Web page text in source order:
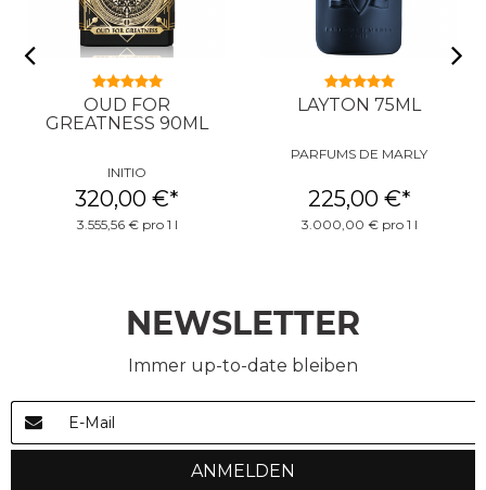
OUD FOR
GREATNESS 90ML
INITIO
320,00 €*
3.555,56 € pro 1 l
LAYTON 75ML
PARFUMS DE MARLY
225,00 €*
3.000,00 € pro 1 l
NEWSLETTER
Immer up-to-date bleiben
ANMELDEN